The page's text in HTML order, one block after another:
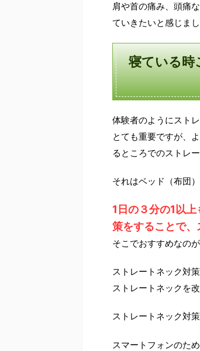
肩や首の痛み、頭痛
ていきたいと感じまし
寝ている時
体験者のようにスト
とても重要ですが、
るところでのストレ
それはベッド（布団）
1日の３分の1以
策をすることで、
そこでおすすめなの
ストレートネック対
ストレートネックを
ストレートネック対
スマートフォンのた